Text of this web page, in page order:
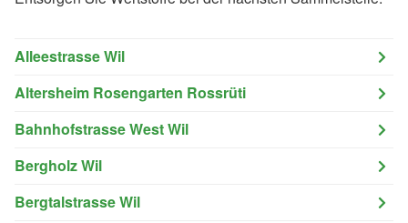
Alleestrasse Wil
Altersheim Rosengarten Rossrüti
Bahnhofstrasse West Wil
Bergholz Wil
Bergtalstrasse Wil